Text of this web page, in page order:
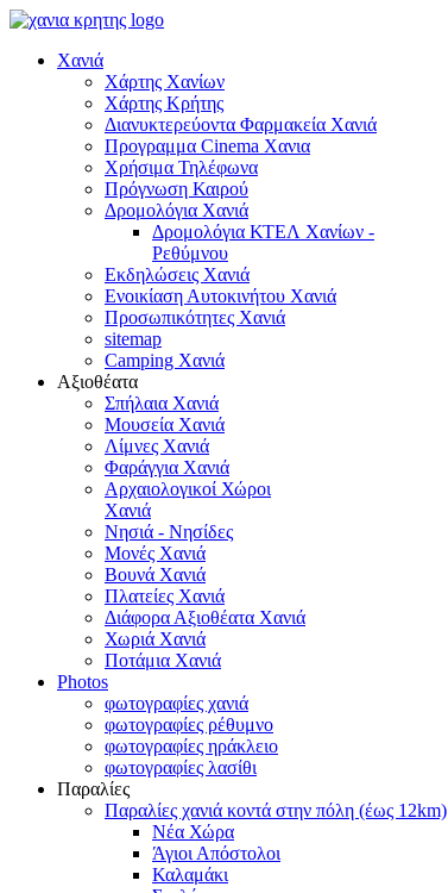
Χανιά
Χάρτης Χανίων
Χάρτης Κρήτης
Διανυκτερεύοντα Φαρμακεία Χανιά
Προγραμμα Cinema Χανια
Χρήσιμα Τηλέφωνα
Πρόγνωση Καιρού
Δρομολόγια Χανιά
Δρομολόγια ΚΤΕΛ Χανίων -
Ρεθύμνου
Εκδηλώσεις Χανιά
Ενοικίαση Αυτοκινήτου Χανιά
Προσωπικότητες Χανιά
sitemap
Camping Χανιά
Αξιοθέατα
Σπήλαια Χανιά
Μουσεία Χανιά
Λίμνες Χανιά
Φαράγγια Χανιά
Αρχαιολογικοί Χώροι
Χανιά
Νησιά - Νησίδες
Μονές Χανιά
Βουνά Χανιά
Πλατείες Χανιά
Διάφορα Αξιοθέατα Χανιά
Χωριά Χανιά
Ποτάμια Χανιά
Photos
φωτογραφίες χανιά
φωτογραφίες ρέθυμνο
φωτογραφίες ηράκλειο
φωτογραφίες λασίθι
Παραλίες
Παραλίες χανιά κοντά στην πόλη (έως 12km)
Νέα Χώρα
Άγιοι Απόστολοι
Καλαμάκι